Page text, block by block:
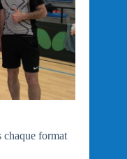
chaque format